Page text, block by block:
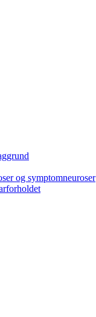
og symptomneuroser